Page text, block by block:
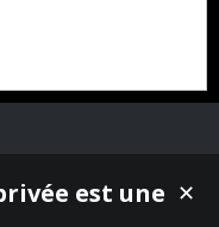
✕
est une